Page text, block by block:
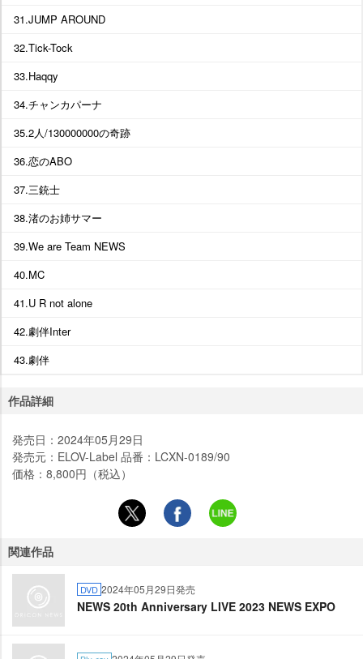
31.JUMP AROUND
32.Tick-Tock
33.Haqqy
34.チャンカパーナ
35.2人/130000000の奇跡
36.恋のABO
37.三銃士
38.渚のお姉サマー
39.We are Team NEWS
40.MC
41.U R not alone
42.劇伴Inter
43.劇伴
作品詳細
発売日：2024年05月29日
発売元：ELOV-Label 品番：LCXN-0189/90
価格：8,800円（税込）
関連作品
DVD 2024年05月29日発売
NEWS 20th Anniversary LIVE 2023 NEWS EXPO